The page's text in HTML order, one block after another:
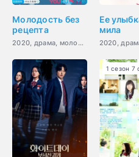
Молодость без
рецепта
2020, драма, молодость, медицина
Ее
мила
1 сезон 7